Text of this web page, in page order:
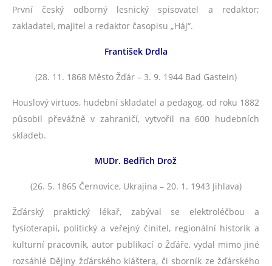
První český odborný lesnický spisovatel a redaktor;
zakladatel, majitel a redaktor časopisu „Háj“.
František Drdla
(28. 11. 1868 Město Žďár – 3. 9. 1944 Bad Gastein)
Houslový virtuos, hudební skladatel a pedagog, od roku 1882
působil převážně v zahraničí, vytvořil na 600 hudebních
skladeb.
MUDr. Bedřich Drož
(26. 5. 1865 Černovice, Ukrajina – 20. 1. 1943 Jihlava)
Žďárský praktický lékař, zabýval se elektroléčbou a
fysioterapií, politický a veřejný činitel, regionální historik a
kulturní pracovník, autor publikací o Žďáře, vydal mimo jiné
rozsáhlé Dějiny žďárského kláštera, či sborník ze žďárského